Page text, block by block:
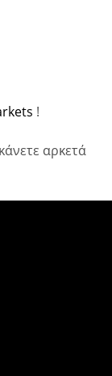
!
αρκετά